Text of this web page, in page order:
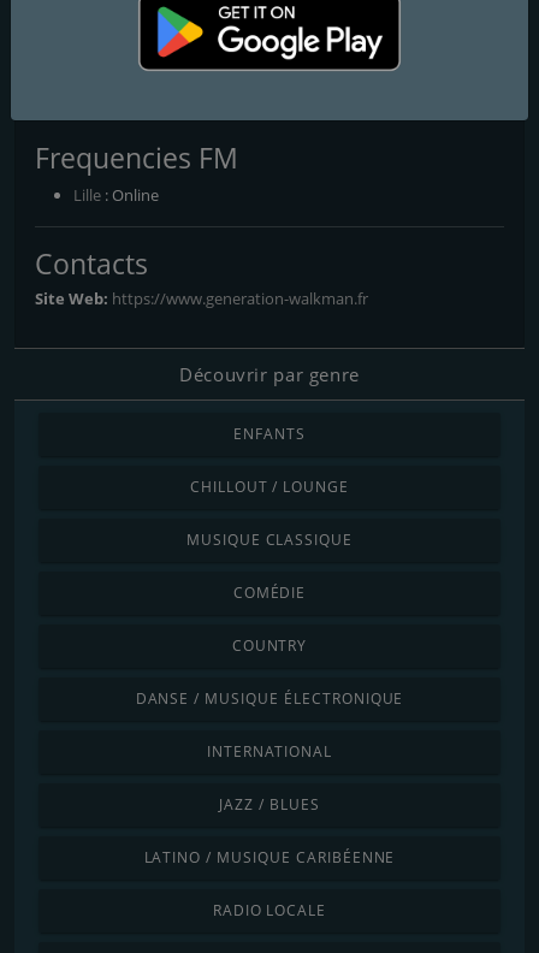
40 ans de tubes mixés
Frequencies FM
Lille : Online
Contacts
Site Web: https://www.generation-walkman.fr
Découvrir par genre
ENFANTS
CHILLOUT / LOUNGE
MUSIQUE CLASSIQUE
COMÉDIE
COUNTRY
DANSE / MUSIQUE ÉLECTRONIQUE
INTERNATIONAL
JAZZ / BLUES
LATINO / MUSIQUE CARIBÉENNE
RADIO LOCALE